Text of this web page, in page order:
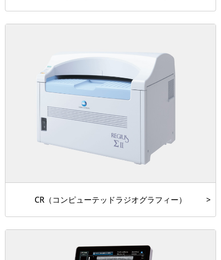
CR（コンピューテッドラジオグラフィー）